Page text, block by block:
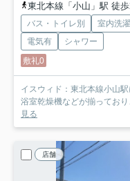
東北本線「小山」駅 徒
バス・トイレ別 室内洗
電気有
シャワー
敷礼0
イスウィド：東北本線小山
浴室乾燥機などが揃ってお
見る
店舗